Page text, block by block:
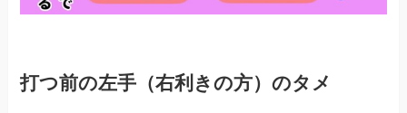
打つ前の左手（右利きの方）のタメ